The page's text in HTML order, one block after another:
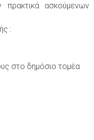
πρακτικά ασκούμενων
:
στο δημόσιο τομέα